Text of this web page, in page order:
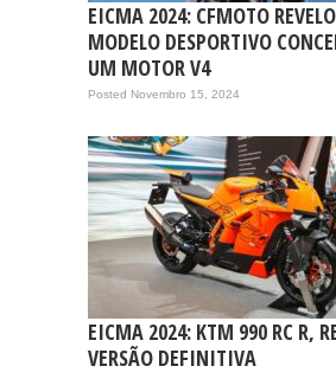
EICMA 2024: CFMOTO
MODELO DESPORTIVO
UM MOTOR V4
Posted Novembro 15, 2024
EICMA 2024: KTM 990 RC R,
VERSÃO DEFINITIVA